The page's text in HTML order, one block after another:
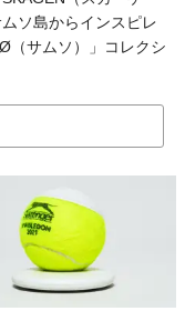
ソ島からインスピレ
（サムソ）」コレクシ
ソ島」は、化石燃料
テムを完全に転換
の時計デザイナー
ンを作り出すことに
ョンが誕生したとい